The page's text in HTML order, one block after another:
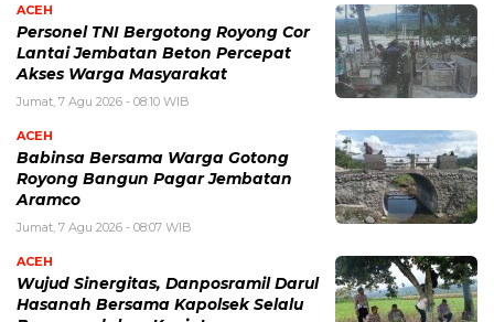
ACEH
Personel TNI Bergotong Royong Cor
Lantai Jembatan Beton Percepat
Akses Warga Masyarakat
Jumat, 7 Agu 2026 - 08:10 WIB
ACEH
Babinsa Bersama Warga Gotong
Royong Bangun Pagar Jembatan
Aramco
Jumat, 7 Agu 2026 - 08:07 WIB
ACEH
Wujud Sinergitas, Danposramil Darul
Hasanah Bersama Kapolsek Selalu